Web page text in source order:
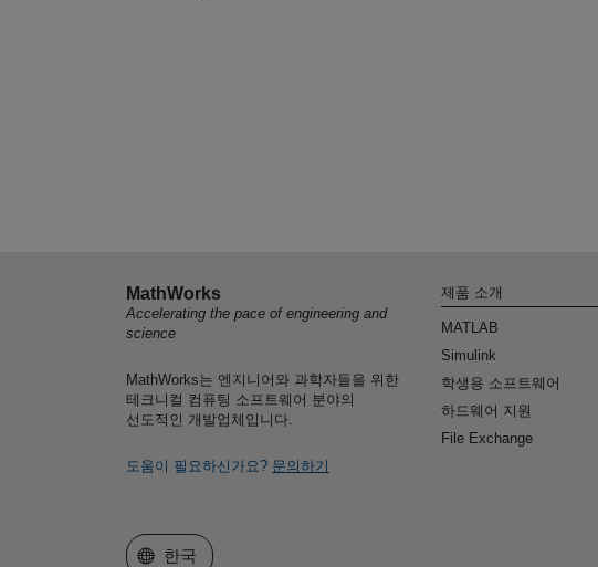
MathWorks
Accelerating the pace of engineering and
science
MathWorks는 엔지니어와 과학자들을 위한
테크니컬 컴퓨팅 소프트웨어 분야의
선도적인 개발업체입니다.
도움이 필요하신가요? 문의하기
제품 소개
MATLAB
Simulink
학생용 소프트웨어
하드웨어 지원
File Exchange
웹사이트 선택
한국